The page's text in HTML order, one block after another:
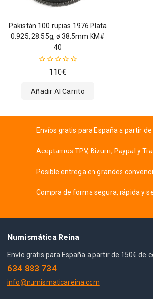
Pakistán 100 rupias 1976 Plata
0.925, 28.55g, ø 38.5mm KM#
40
fuera
5
110€
Añadir Al Carrito
Envíos gratis para España a partir de
Aceptamos TPV, Bizum, Paypal y
Posible entrega en grandes
Compra de forma segura, rápida y
Numismática Reina
Envío gratis para España a partir de 150€ de
634 883 734
info@numismaticareina.com